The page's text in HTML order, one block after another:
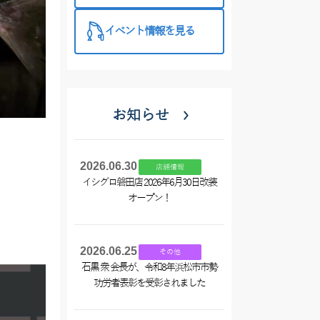
イベント情報を見る
お知らせ
2026.06.30 店舗情報
イシグロ磐田店 2026年6月30日改装
オープン！
2026.06.25 その他
石黒 衆 会長が、令和8年浜松市市勢
功労者表彰を受彰されました